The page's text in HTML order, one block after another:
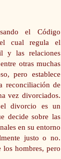
el Código
cual regula el
y las relaciones
otras muchas
pero establece
reconciliación de
vez divorciados.
el divorcio es un
decide sobre las
en su entorno
justo o no.
hombres, pero